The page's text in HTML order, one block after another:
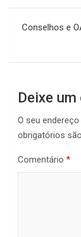
Conselhos e
Deixe
O seu
obrigatórios
Comentário *